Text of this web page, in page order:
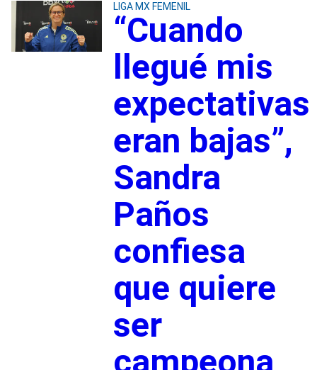
LIGA MX FEMENIL
“Cuando
llegué mis
expectativas
eran bajas”,
Sandra
Paños
confiesa
que quiere
ser
campeona